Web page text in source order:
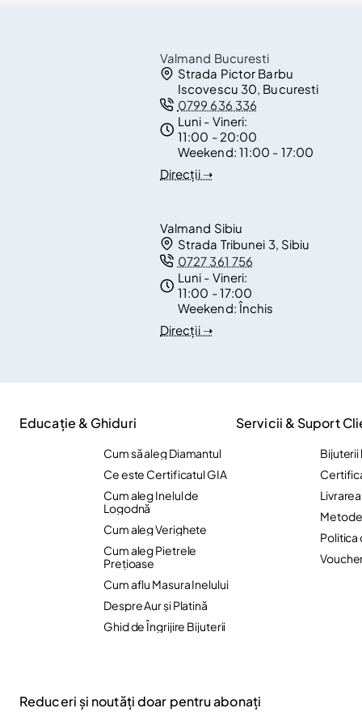
Valmand Bucuresti
Strada Pictor Barbu
Iscovescu 30, Bucuresti
0799 636 336
Luni - Vineri:
11:00 - 20:00
Weekend: 11:00 - 17:00
Direcții ➝
Valmand Sibiu
Strada Tribunei 3, Sibiu
0727 361 756
Luni - Vineri:
11:00 - 17:00
Weekend:Închis
Direcții ➝
Educație & Ghiduri
Cum să aleg Diamantul
Ce este Certificatul GIA
Cum aleg Inelul de
Logodnă
Cum aleg Verighete
Cum aleg Pietrele
Preţioase
Cum aflu Masura Inelului
Despre Aur și Platină
Ghid de Îngrijire Bijuterii
Servicii & Suport
Bijuterii
Politica
Reduceri și noutăți doar pentru abonați